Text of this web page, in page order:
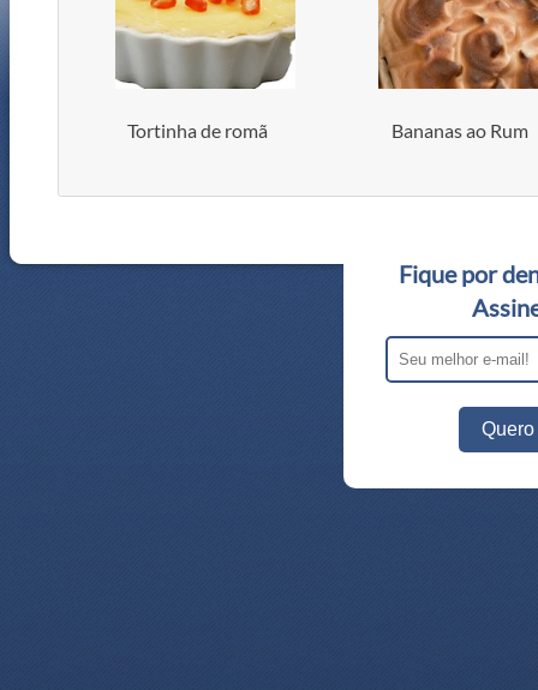
Tortinha de romã Bananas ao Rum
Fique por